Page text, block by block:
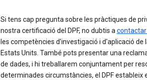
Si tens cap pregunta sobre les pràctiques de
nostra certificació del DPF, no dubtis a
les competències d'investigació i d'aplicació de
Estats Units. També pots presentar una
de dades, i hi treballarem conjuntament per
determinades circumstàncies, el DPF estableix